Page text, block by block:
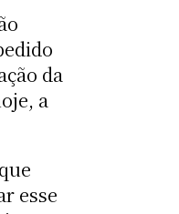
da
a
esse